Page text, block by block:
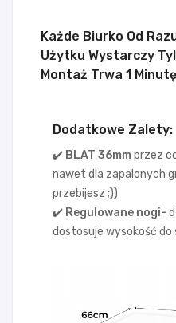
Każde Biurko Od
Użytku Wystarczy
Montaż Trwa 1
Dodatkowe Zalety:
✔️ BLAT 36mm przez
nawet dla zapalonych
przebijesz ;))
✔️ Regulowane nogi-
dostosuje wysokość